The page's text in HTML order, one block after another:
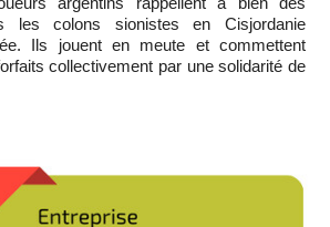
les colons sionistes en Cisjordanie
Ils jouent en meute et commettent
collectivement par une solidarité de